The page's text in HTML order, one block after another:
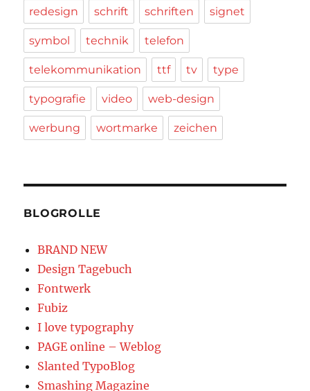
redesign schrift schriften signet
symbol technik telefon
telekommunikation ttf tv type
typografie video web-design
werbung wortmarke zeichen
BLOGROLLE
BRAND NEW
Design Tagebuch
Fontwerk
Fubiz
I love typography
PAGE online – Weblog
Slanted TypoBlog
Smashing Magazine